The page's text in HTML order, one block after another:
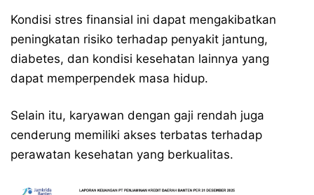
Kondisi stres finansial ini dapat mengakibatkan
peningkatan risiko terhadap penyakit jantung,
diabetes, dan kondisi kesehatan lainnya yang
dapat memperpendek masa hidup.
Selain itu, karyawan dengan gaji rendah juga
cenderung memiliki akses terbatas terhadap
perawatan kesehatan yang berkualitas.